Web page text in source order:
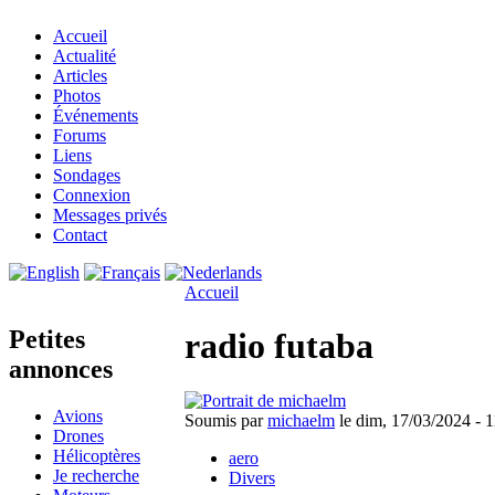
Accueil
Actualité
Articles
Photos
Événements
Forums
Liens
Sondages
Connexion
Messages privés
Contact
Petites
annonces
Avions
Drones
Hélicoptères
Je recherche
Accueil
radio futaba
Soumis parmichaelm le dim, 17/03/2024 -
aero
Divers